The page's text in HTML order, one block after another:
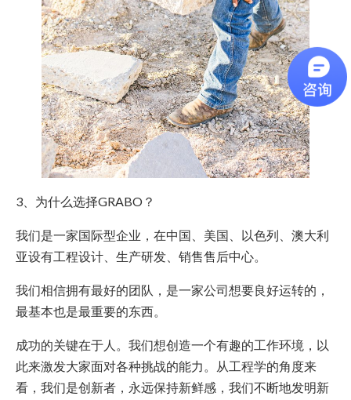
3、为什么选择GRABO？
我们是一家国际型企业，在中国、美国、以色列、澳大利
亚设有工程设计、生产研发、销售售后中心。
我们相信拥有最好的团队，是一家公司想要良好运转的，
最基本也是最重要的东西。
成功的关键在于人。我们想创造一个有趣的工作环境，以
此来激发大家面对各种挑战的能力。从工程学的角度来
看，我们是创新者，永远保持新鲜感，我们不断地发明新